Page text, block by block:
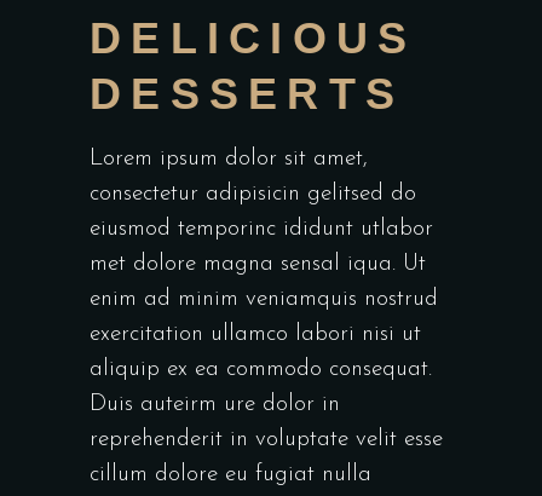
DELICIOUS
DESSERTS
Lorem ipsum dolor sit amet,
consectetur adipisicin gelitsed do
eiusmod temporinc ididunt utlabor
met dolore magna sensal iqua. Ut
enim ad minim veniamquis nostrud
exercitation ullamco labori nisi ut
aliquip ex ea commodo consequat.
Duis auteirm ure dolor in
reprehenderit in voluptate velit esse
cillum dolore eu fugiat nulla